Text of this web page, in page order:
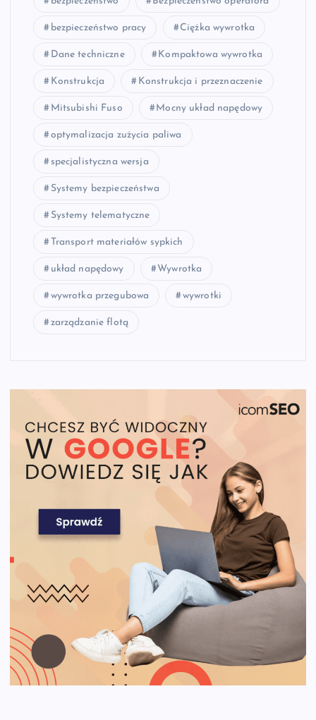
bezpieczeństwo pracy Ciężka wywrotka
Dane techniczne Kompaktowa wywrotka
Konstrukcja Konstrukcja i przeznaczenie
Mitsubishi Fuso Mocny układ napędowy
optymalizacja zużycia paliwa
specjalistyczna wersja
Systemy bezpieczeństwa
Systemy telematyczne
Transport materiałów sypkich
układ napędowy Wywrotka
wywrotka przegubowa wywrotki
zarządzanie flotą